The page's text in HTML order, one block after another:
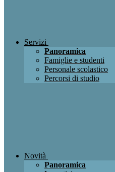
Servizi
Panoramica
Famiglie e studenti
Personale scolastico
Percorsi di studio
Novità
Panoramica